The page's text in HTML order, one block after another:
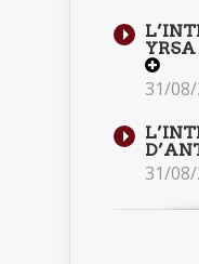
31/
31/